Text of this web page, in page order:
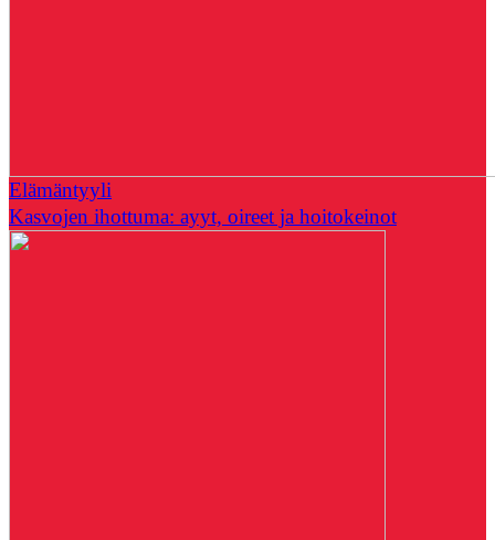
Elämäntyyli
Kasvojen ihottuma: ayyt, oireet ja hoitokeinot